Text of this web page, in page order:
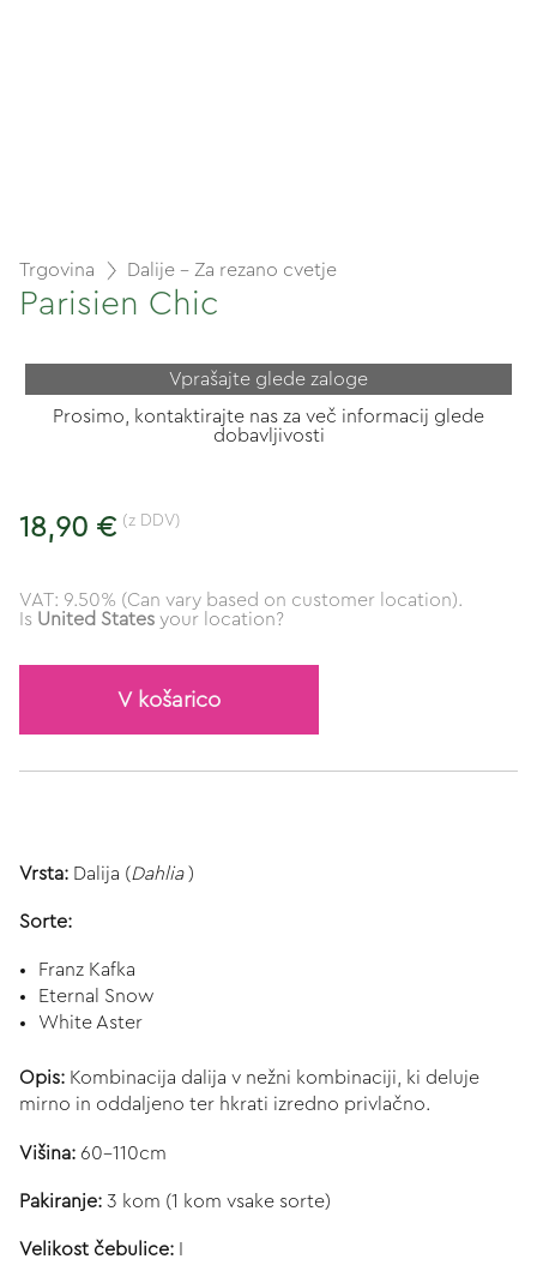
Trgovina Dalije - Za rezano cvetje
Parisien Chic
Vprašajte glede zaloge
Prosimo, kontaktirajte nas za več informacij glede
dobavljivosti
18,90 € (z DDV)
VAT: 9.50% (Can vary based on customer location).
Is United States your location?
V košarico
Vrsta: Dalija (Dahlia)
Sorte:
Franz Kafka
Eternal Snow
White Aster
Opis: Kombinacija dalija v nežni kombinaciji, ki deluje
mirno in oddaljeno ter hkrati izredno privlačno.
Višina: 60-110cm
Pakiranje: 3 kom (1 kom vsake sorte)
Velikost čebulice: